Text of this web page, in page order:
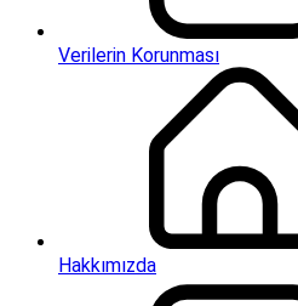
Verilerin Korunması
Hakkımızda